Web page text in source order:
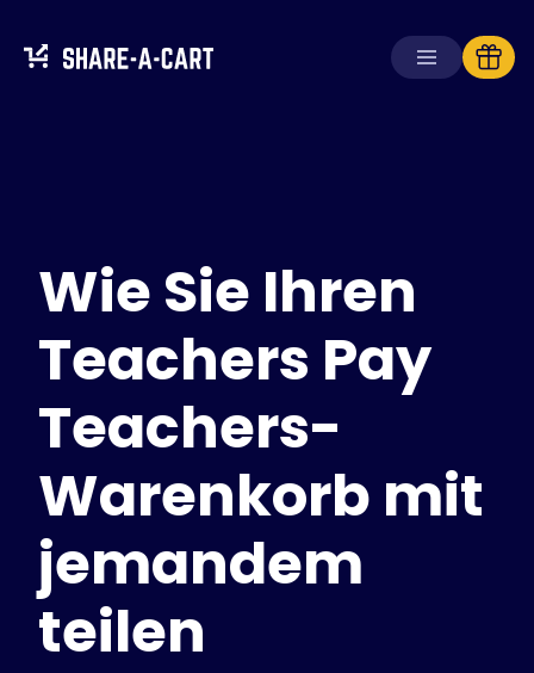
Lösungen
Für Verbraucher
Für Schulen
Für Unternehmen
Hol dirPlus+
Anmelden
Unterstützte Shops
Anleitungen
Wie Sie Ihren
Teachers Pay
Teachers-
Warenkorb mit
jemandem
teilen